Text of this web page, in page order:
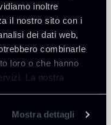
inoltre
il nostro sito con i
dei dati web,
combinarle
loro o che hanno
La nostra
.
Mostra dettagli